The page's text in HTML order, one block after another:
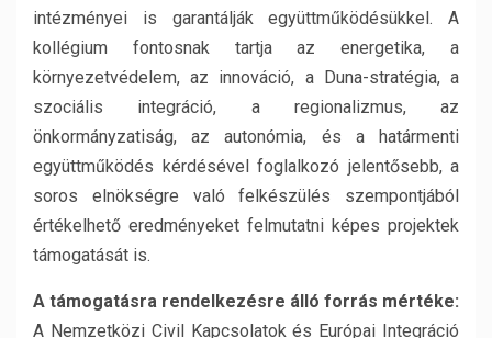
intézményei is garantálják együttműködésükkel. A
kollégium fontosnak tartja az energetika, a
környezetvédelem, az innováció, a Duna-stratégia, a
szociális integráció, a regionalizmus, az
önkormányzatiság, az autonómia, és a határmenti
együttműködés kérdésével foglalkozó jelentősebb, a
soros elnökségre való felkészülés szempontjából
értékelhető eredményeket felmutatni képes projektek
támogatását is.
A támogatásra rendelkezésre álló forrás mértéke:
A Nemzetközi Civil Kapcsolatok és Európai Integráció